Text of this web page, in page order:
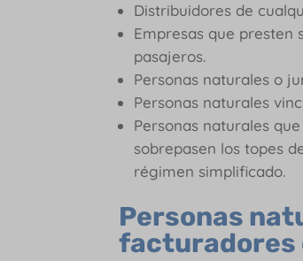
Distribuidores de
Empresas que
pasajeros.
Personas naturales o
Personas naturales
Personas naturales
sobrepasen los topes
régimen simplificado.
Personas
facturadores